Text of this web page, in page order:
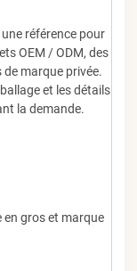
référence pour
OEM / ODM, des
marque privée.
et les détails
la demande.
en gros et marque